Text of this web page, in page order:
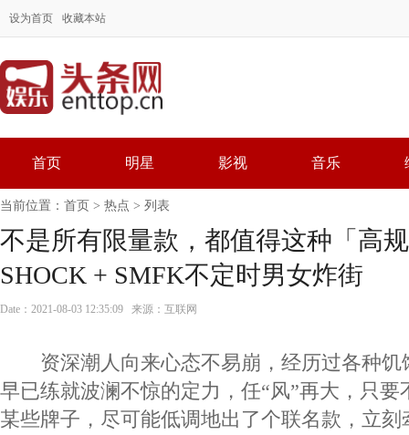
设为首页 收藏本站
首页 明星 影视 音乐
当前位置： 首页 > 热点 > 列表
不是所有限量款，都值得这种「高
SHOCK + SMFK不定时男女炸街
Date：2021-08-03 12:35:09 来源：互联网
资深潮人向来心态不易崩，经历过各种饥
早已练就波澜不惊的定力，任“风”再大，只
某些牌子，尽可能低调地出了个联名款，立